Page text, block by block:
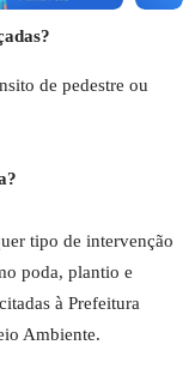
de pedestre ou
tipo de intervenção
poda, plantio e
à Prefeitura
Ambiente.